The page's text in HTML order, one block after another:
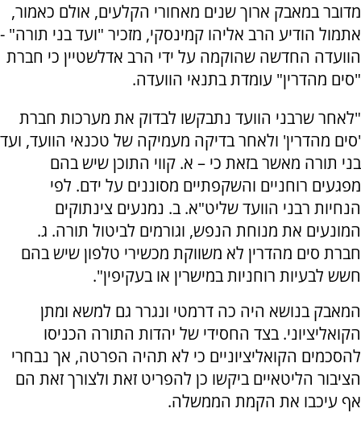
מדובר במאבק ארוך שנים מאחורי הקלעים, אולם כאמור,
אתמול הודיע הרב אליהו קמינסקי, מזכיר "ועד בני תורה" -
הוועדה החדשה שהוקמה על ידי הרב אדלשטיין כי חברת
"סים מהדרין" עומדת בתנאי הוועדה.
"לאחר שרבני הוועד נתבקשו לבדוק את מערכות חברת
'סים מהדרין' ולאחר בדיקה מעמיקה של טכנאי הוועד, ועד
בני תורה מאשר בזאת כי – א. קווי התוכן שיש בהם
מפגעים רוחניים והשקפתיים מסוננים על ידם. לפי
הנחיות רבני הוועד שליט"א. ב. נמנעים צינתוקים
המונעים את מנוחת הנפש, וגורמים לביטול תורה. ג.
חברת סים מהדרין לא משווקת מכשירי טלפון שיש בהם
חשש לבעיות רוחניות במישרין או בעקיפין".
המאבק בנושא היה כה דרמטי ונגרר גם למשא ומתן
הקואליציוני. בצד החסידי של יהדות התורה הכניסו
להסכמים הקואליציוניים כי לא תהיה הפרטה, אך נבחרי
הציבור הליטאיים ביקשו כן להפריט זאת ולצורך זאת הם
אף עיכבו את הקמת הממשלה.